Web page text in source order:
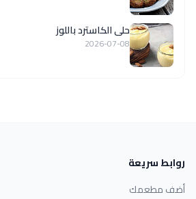
حلى الكاسترد باللوز
2026-07-08
روابط سريعة
أضف مطعمك